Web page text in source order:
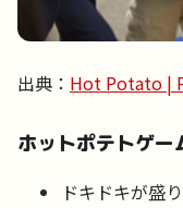
出典： Hot Potato |
ホットポテトゲー
ドキドキが盛